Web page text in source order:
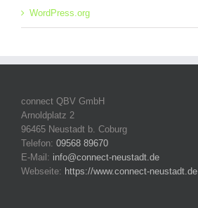
WordPress.org
connect QBV GmbH
Arnoldplatz 2
96465 Neustadt b. Coburg
Telefon: 09568 89670
E-Mail: info@connect-neustadt.de
Webseite: https://www.connect-neustadt.de